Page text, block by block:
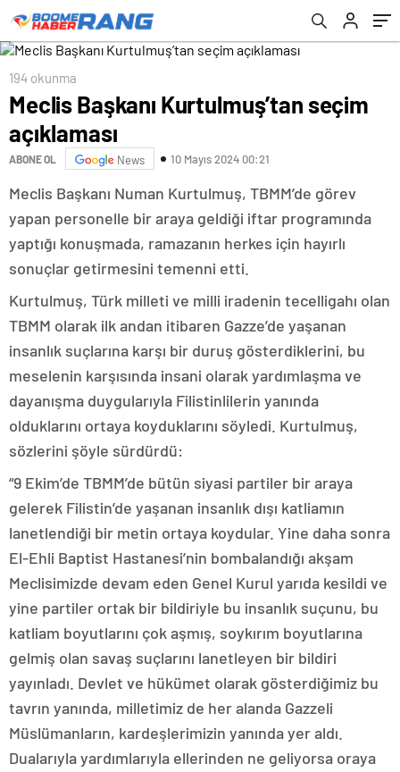
194 okunma
Meclis Başkanı Kurtulmuş’tan seçim
açıklaması
ABONE OL News 10 Mayıs 2024 00:21
Meclis Başkanı Numan Kurtulmuş, TBMM’de görev
yapan personelle bir araya geldiği iftar programında
yaptığı konuşmada, ramazanın herkes için hayırlı
sonuçlar getirmesini temenni etti.
Kurtulmuş, Türk milleti ve milli iradenin tecelligahı olan
TBMM olarak ilk andan itibaren Gazze’de yaşanan
insanlık suçlarına karşı bir duruş gösterdiklerini, bu
meselenin karşısında insani olarak yardımlaşma ve
dayanışma duygularıyla Filistinlilerin yanında
olduklarını ortaya koyduklarını söyledi. Kurtulmuş,
sözlerini şöyle sürdürdü:
“9 Ekim’de TBMM’de bütün siyasi partiler bir araya
gelerek Filistin’de yaşanan insanlık dışı katliamın
lanetlendiği bir metin ortaya koydular. Yine daha sonra
El-Ehli Baptist Hastanesi’nin bombalandığı akşam
Meclisimizde devam eden Genel Kurul yarıda kesildi ve
yine partiler ortak bir bildiriyle bu insanlık suçunu, bu
katliam boyutlarını çok aşmış, soykırım boyutlarına
gelmiş olan savaş suçlarını lanetleyen bir bildiri
yayınladı. Devlet ve hükümet olarak gösterdiğimiz bu
tavrın yanında, milletimiz de her alanda Gazzeli
Müslümanların, kardeşlerimizin yanında yer aldı.
Dualarıyla yardımlarıyla ellerinden ne geliyorsa oraya